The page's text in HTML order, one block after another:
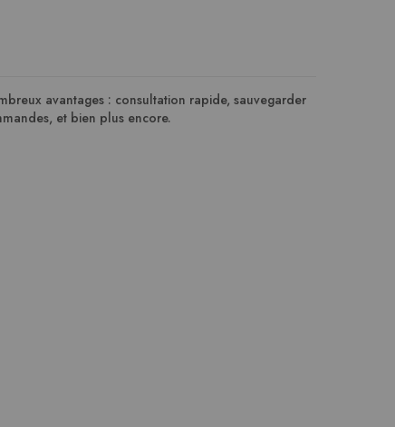
avantages : consultation rapide, sauvegarder
et bien plus encore.